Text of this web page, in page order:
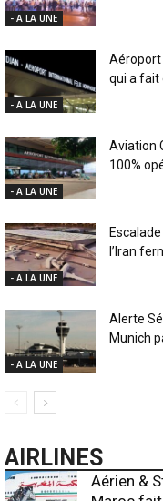
- A LA UNE
- A LA UNE
Aéroport
qui a fait
- A LA UNE
Aviation
100%
- A LA UNE
l’Iran
- A LA UNE
Alerte
Munich
AIRLINES
Aérien &